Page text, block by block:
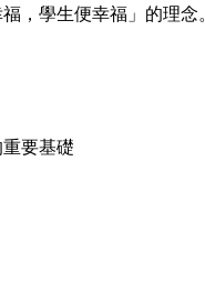
，學生便幸福」的理念。
要基礎